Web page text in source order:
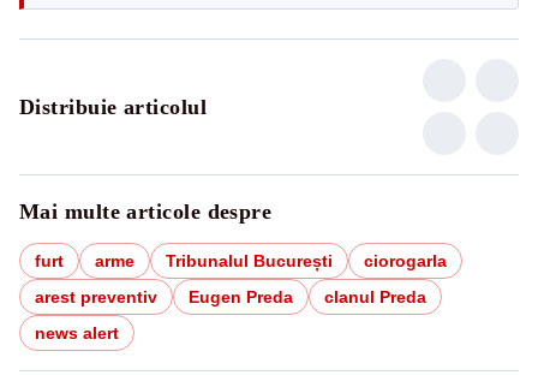
Distribuie articolul
Mai multe articole despre
furt arme Tribunalul București
ciorogarla
arest preventiv
Eugen Preda
clanul Preda
news alert